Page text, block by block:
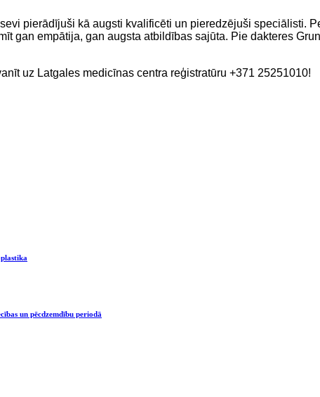
pierādījuši kā augsti kvalificēti un pieredzējuši speciālisti.
gan empātija, gan augsta atbildības sajūta. Pie dakteres
uz Latgales medicīnas centra reģistratūru +371 25251010!
un pēcdzemdību periodā